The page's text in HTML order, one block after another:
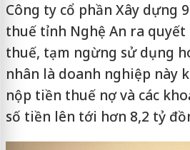
Công ty cổ phần Xây dựng
thuế tỉnh Nghệ An ra quyết
thuế, tạm ngừng sử dụng
nhân là doanh nghiệp này
nộp tiền thuế nợ và các
số tiền lên tới hơn 8,2 tỷ